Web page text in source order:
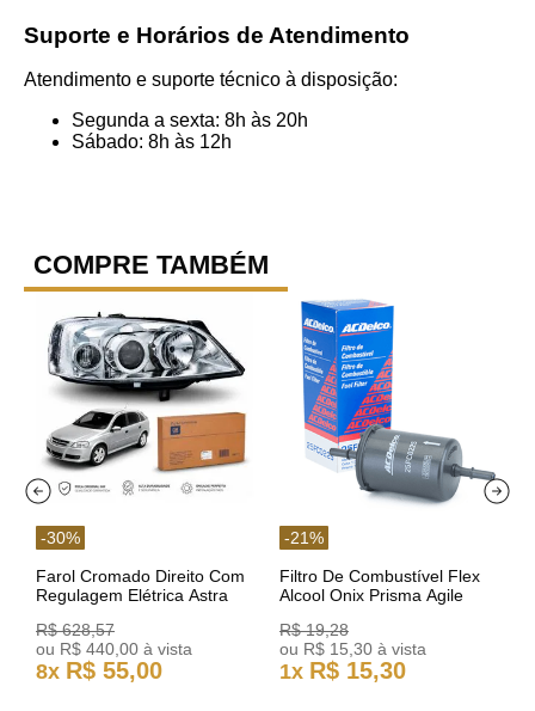
Suporte e Horários de Atendimento
Atendimento e suporte técnico à disposição:
Segunda a sexta: 8h às 20h
Sábado: 8h às 12h
COMPRE TAMBÉM
-30%
Farol Cromado Direito Com
Regulagem Elétrica Astra
R$ 628,57
ou R$ 440,00 à vista
8x R$ 55,00
-21%
Filtro De Combustível Flex
Alcool Onix Prisma Agile
25FC0225 ACDelco
R$ 19,28
ou R$ 15,30 à vista
1x R$ 15,30